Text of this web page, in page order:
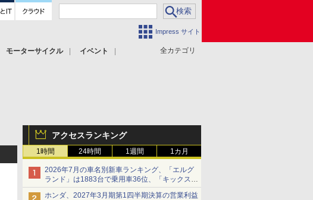
Impress サイト
全カテゴリ
モーターサイクル
イベント
アクセスランキング
1時間 24時間 1週間 1カ月
2026年7月の車名別新車ランキング、「エルグ
ランド」は1883台で乗用車36位、「キックス」
は2591台で27位に
ホンダ、2027年3月期第1四半期決算の営業利益